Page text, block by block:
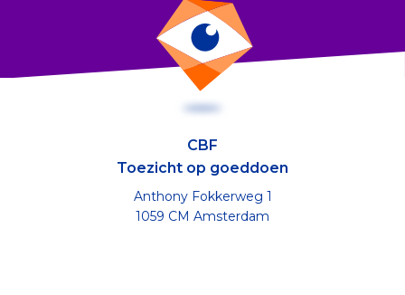
CBF
Toezicht op goeddoen
Anthony Fokkerweg 1
1059 CM Amsterdam